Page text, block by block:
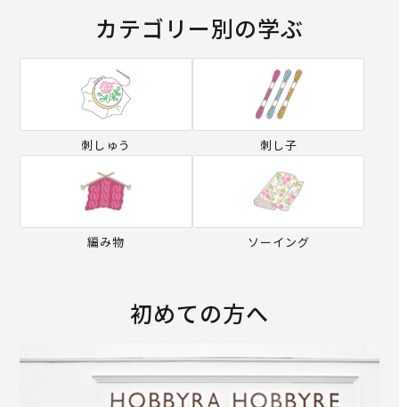
カテゴリー別の学ぶ
刺しゅう 刺し子
編み物 ソーイング
初めての方へ